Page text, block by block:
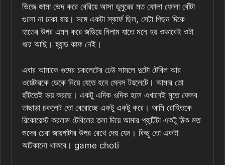
ভিজে জামা ভেদ করে বেরিয়ে আসা ডুমুরের মত ফোলা ফোলা বোঁটা
গুলো না ঢাকা যায়। সঙ্গে একটা স্কার্ফ ছিল, সেটা পিছন দিকে
হাতের উপর এমন করে জড়িয়ে নিলাম যাতে মনে হয় ওভাবেই ওটা
ধরে আছি। হ্যান্ড কাফ নেই।
এবার আমাকে গুদের চকলেটের ঢেউ সামলে দুটো টেবিল আর
ওয়েটারকে ডেকে নিয়ে যেতে হবে মেনস টয়লেটে। আমার তো
হাঁটতেই ভয় করছে। একটু এদিক ওদিক হলে এখানেই মুতে ফেলব
তাছাড়া চকলেট তো বেরোচ্ছে একটু একটু করে। আমি রোহিতকে
রিকোয়েস্ট করলাম টেবিলের তলা দিয়ে আমার প্যান্টিটা একটু ঠিক মত
গুদের চেরা জায়গাটার উপর রেখে দেয় যেন। কিছু তো একটা
আটকানো থাকবে। game choti